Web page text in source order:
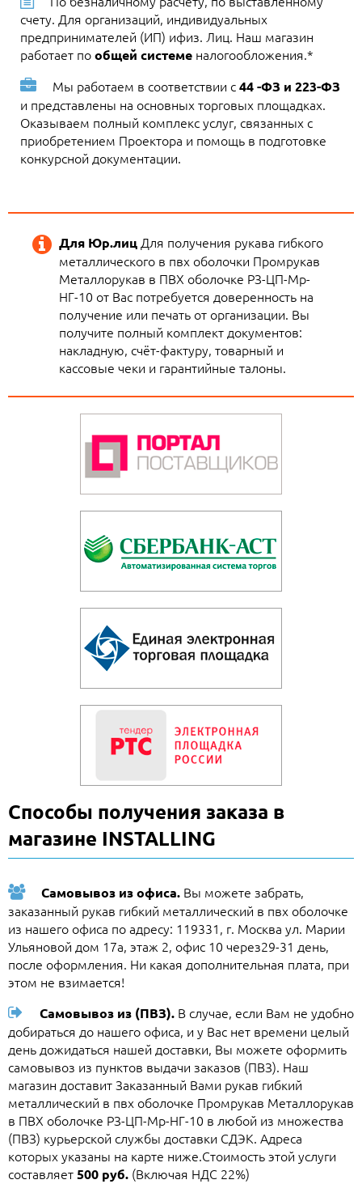
счету. Для организаций, индивидуальных
предпринимателей (ИП) ифиз. Лиц. Наш магазин
работает пообщей системе налогообложения.*
Мы работаем в соответствии с44 -ФЗ и 223-ФЗ
и представлены на основных торговых площадках.
Оказываем полный комплекс услуг, связанных с
приобретением Проектора и помощь в подготовке
конкурсной документации.
Для Юр.лицДля получения рукава гибкого
металлического в пвх оболочки Промрукав
Металлорукав в ПВХ оболочке РЗ-ЦП-Мр-
НГ-10 от Вас потребуется доверенность на
получение или печать от организации. Вы
получите полный комплект документов:
накладную, счёт-фактуру, товарный и
кассовые чеки и гарантийные талоны.
Способы получения заказа в
магазине INSTALLING
Самовывоз из офиса. Вы можете забрать,
заказанный рукав гибкий металлический в пвх оболочке
из нашего офиса по адресу: 119331, г. Москва ул. Марии
Ульяновой дом 17а, этаж 2, офис 10 через29-31 день,
после оформления. Ни какая дополнительная плата, при
этом не взимается!
Самовывоз из (ПВЗ). В случае, если Вам не удобно
добираться до нашего офиса, и у Вас нет времени целый
день дожидаться нашей доставки, Вы можете оформить
самовывоз из пунктов выдачи заказов (ПВЗ). Наш
магазин доставит Заказанный Вами рукав гибкий
металлический в пвх оболочке Промрукав Металлорукав
в ПВХ оболочке РЗ-ЦП-Мр-НГ-10 в любой из множества
(ПВЗ) курьерской службы доставки СДЭК. Адреса
которых указаны на карте ниже.Стоимость этой услуги
составляет500 руб. (Включая НДС 22%)